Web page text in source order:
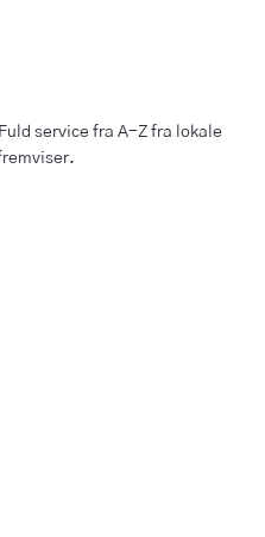
service fra A-Z fra lokale